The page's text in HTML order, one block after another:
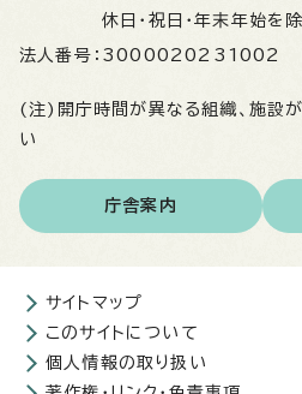
休日・祝日・年末年始を除
法人番号： 3000020231002
(注)開庁時間が異なる組織、施設
い
庁舎案内
サイトマップ
このサイトについて
個人情報の取り扱い